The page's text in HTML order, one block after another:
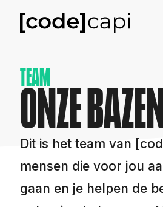
TEAM
ONZE BAZEN
Dit is het team van
mensen die voor jou
gaan en je helpen de